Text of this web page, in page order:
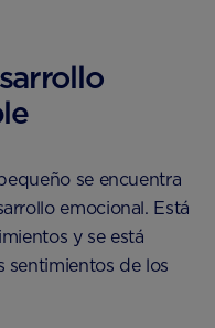
se encuentra
emocional. Está
y se está
sentimientos de los